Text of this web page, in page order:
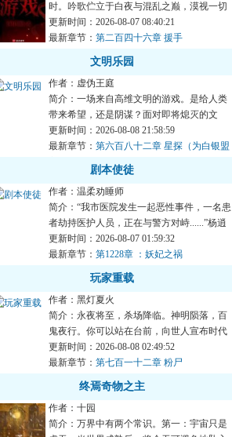
时。吟歌伫立于白夜与混乱之巅，漠视一切
失去与背叛。“人性是我...
更新时间：2026-08-07 08:40:21
最新章节： 第二百四十六章 援手
文明乐园
作者：虚伪王庭
简介：一场来自高维文明的游戏。是给人类
带来希望，还是阴谋？面对即将熄灭的文
明。是帮助点燃火种，还是...
更新时间：2026-08-08 21:58:59
最新章节： 第六百八十二章 星探（为白银盟
主冰衫沐雪加更）（四合一）
剧本使徒
作者：温柔劝睡师
简介：“我市医院发生一起恶性事件，一名患
者劫持医护人员，正在与警方对峙......”杨逍
关闭电视机，下一...
更新时间：2026-08-07 01:59:32
最新章节： 第1228章 ：妖妃之祸
玩家重载
作者：黑灯夏火
简介：永夜将至，杀场降临。神明陨落，百
鬼夜行。你可以站在台前，向世人宣布时代
浪潮的到来，也可以隐匿...
更新时间：2026-08-08 02:49:52
最新章节： 第七百一十二章 粉尸
终焉奇物之主
作者：十园
简介：万界中有两个常识。第一：宇宙只是